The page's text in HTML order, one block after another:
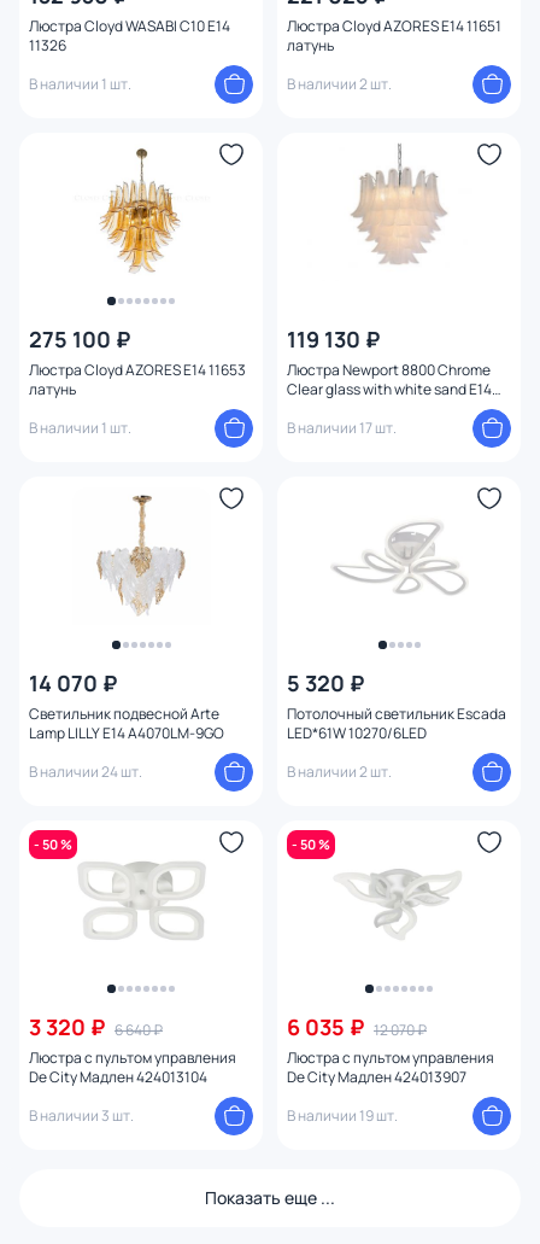
Люстра Cloyd WASABI C10 E14
11326
В наличии 1 шт.
Люстра Cloyd AZORES E14 11651
латунь
В наличии 2 шт.
275 100 ₽
Люстра Cloyd AZORES E14 11653
латунь
В наличии 1 шт.
119 130 ₽
Люстра Newport 8800 Chrome
Clear glass with white sand E14
В наличии 17 шт.
14 070 ₽
Светильник подвесной Arte
Lamp LILLY E14 A4070LM-9GO
В наличии 24 шт.
5 320 ₽
Потолочный светильник Escada
LED*61W 10270/6LED
В наличии 2 шт.
- 50 %
3 320 ₽ 6 640 ₽
Люстра с пультом управления
De City Мадлен 424013104
В наличии 3 шт.
- 50 %
6 035 ₽ 12 070 ₽
Люстра с пультом управления
De City Мадлен 424013907
В наличии 19 шт.
Показать еще ...